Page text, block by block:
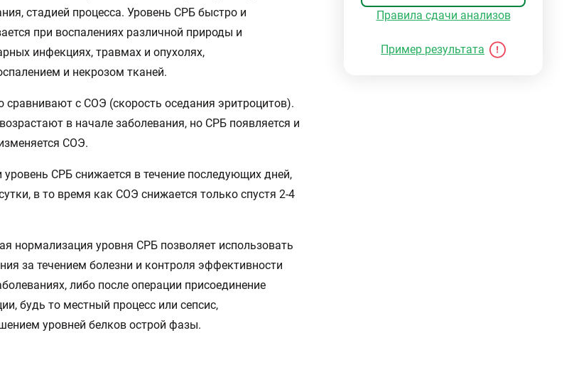
стадией процесса. Уровень СРБ быстро и
при воспалениях различной природы и
инфекциях, травмах и опухолях,
и некрозом тканей.
сравнивают с СОЭ (скорость оседания эритроцитов).
в начале заболевания, но СРБ появляется и
СОЭ.
СРБ снижается в течение последующих дней,
в то время как СОЭ снижается только спустя 2-4
нормализация уровня СРБ позволяет использовать
за течением болезни и контроля эффективности
либо после операции присоединение
будь то местный процесс или сепсис,
уровней белков острой фазы.
Правила сдачи анализов
Пример результата